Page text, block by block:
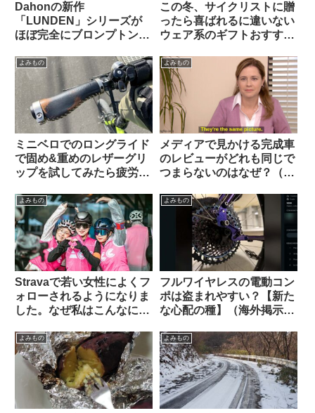
Dahonの新作
「LUNDEN」シリーズが
ほぼ完全にブロンプトンな
【Brompton vs.
Brompnot 最終戦争へ】
この冬、サイクリストに贈
ったら喜ばれるに違いない
ウェア系のギフトおすすめ
ものから】
よみもの
ミニベロでのロングライド
で固め&重めのレザーグリ
ップを試してみたら疲労が
CYCLE GRIP】
よみもの
メディアで見かける完成車
のレビューがどれも同じで
つまらないのはなぜ？（海
よみもの
Stravaで若い女性によくフ
ォローされるようになりま
した。なぜ私はこんなにモ
板から）
よみもの
フルワイヤレスの電動コン
ポは盗まれやすい？【新た
な心配の種】（海外掲示板
よみもの よみもの